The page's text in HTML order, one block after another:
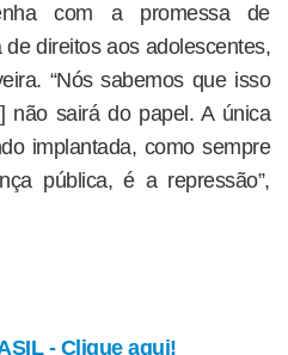
com a promessa de
direitos aos adolescentes,
“Nós sabemos que isso
não sairá do papel. A única
implantada, como sempre
pública, é a repressão”,
- Clique aqui!